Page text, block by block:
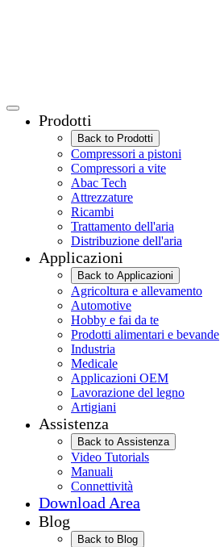
Prodotti
Back to Prodotti
Compressori a pistoni
Compressori a vite
Abac Tech
Attrezzature
Ricambi
Trattamento dell'aria
Distribuzione dell'aria
Applicazioni
Back to Applicazioni
Agricoltura e allevamento
Automotive
Hobby e fai da te
Prodotti alimentari e bevande
Industria
Medicale
Applicazioni OEM
Lavorazione del legno
Artigiani
Assistenza
Back to Assistenza
Video Tutorials
Manuali
Connettività
Download Area
Blog
Back to Blog